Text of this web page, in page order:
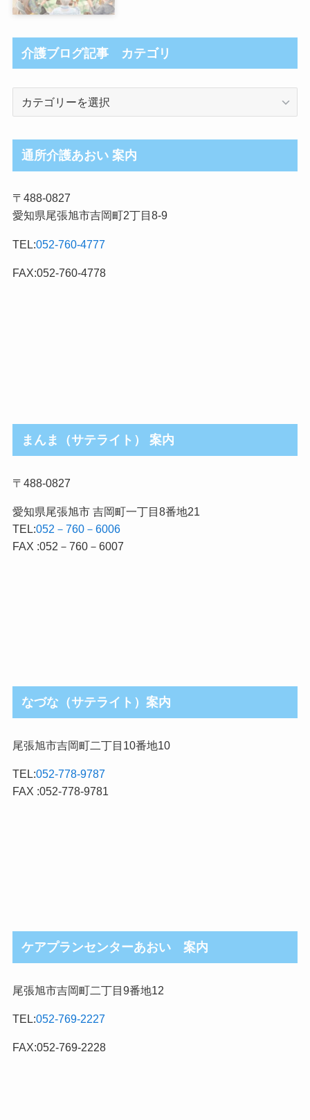
介護ブログ記事 カテゴリ
ロ
グ
事
カ
ゴ
リ
通所介護あおい 案内
〒488-0827
愛知県尾張旭市吉岡町2丁目8-9
TEL:052-760-4777
FAX:052-760-4778
まんま（サテライト） 案内
〒488-0827
愛知県尾張旭市 吉岡町一丁目8番地21
TEL:052－760－6006
FAX :052－760－6007
なづな（サテライト）案内
尾張旭市吉岡町二丁目10番地10
TEL:052-778-9787
FAX :052-778-9781
ケアプランセンターあおい 案内
尾張旭市吉岡町二丁目9番地12
TEL:052-769-2227
FAX:052-769-2228